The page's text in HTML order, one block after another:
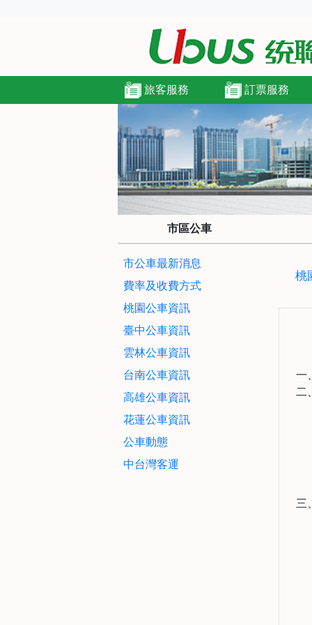
旅客服務 訂票服務
市區公車
市公車最新消息
費率及收費方式
桃園公車資訊
臺中公車資訊
雲林公車資訊
台南公車資訊
高雄公車資訊
花蓮公車資訊
公車動態
中台灣客運
桃
一
二
三